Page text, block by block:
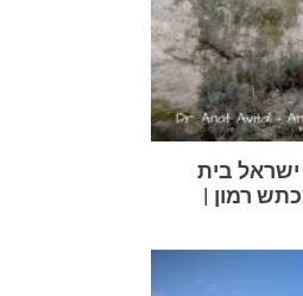
ישראל בית
רמון |